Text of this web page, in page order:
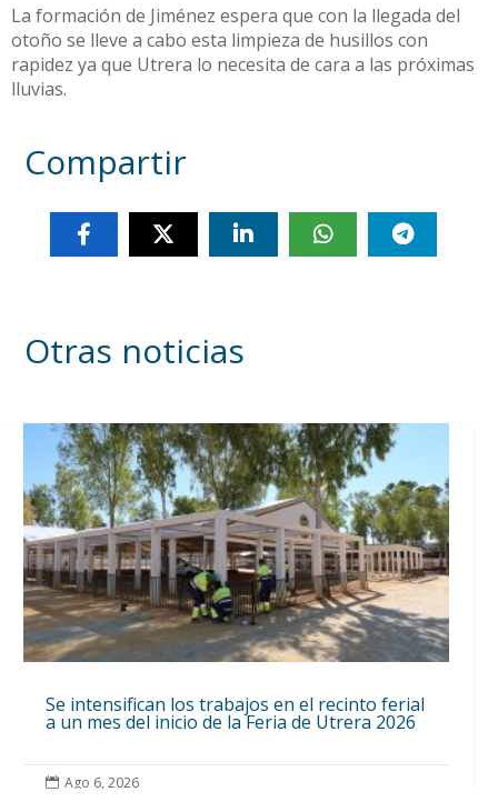
La formación de Jiménez espera que con la llegada del
otoño se lleve a cabo esta limpieza de husillos con
rapidez ya que Utrera lo necesita de cara a las próximas
lluvias.
Compartir
Otras noticias
Se intensifican los trabajos en el recinto ferial
a un mes del inicio de la Feria de Utrera 2026
 Ago 6, 2026